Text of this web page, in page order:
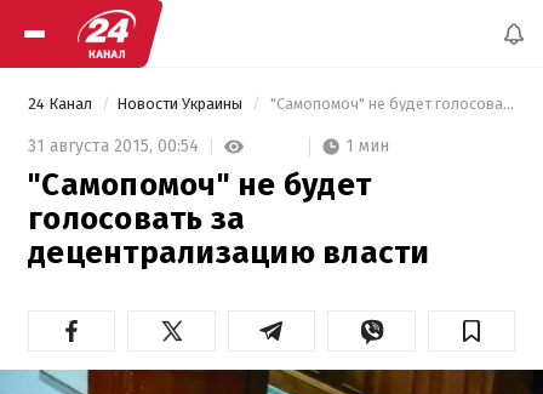
24 Канал Новости Украины "Самопомоч" не будет голосовать за децентрализацию власти
31 августа 2015, 00:54 1 мин
"Самопомоч" не будет
голосовать за
децентрализацию власти